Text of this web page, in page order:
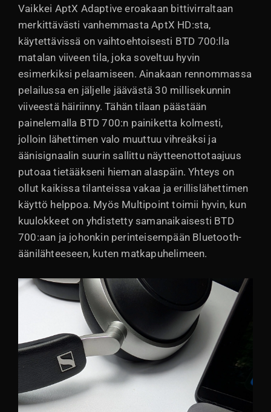
Vaikkei AptX Adaptive eroakaan bittivirraltaan
merkittävästi vanhemmasta AptX HD:sta,
käytettävissä on vaihtoehtoisesti BTD 700:lla
matalan viiveen tila, joka soveltuu hyvin
esimerkiksi pelaamiseen. Ainakaan rennommassa
pelailussa en jäljelle jäävästä 30 millisekunnin
viiveestä häiriinny. Tähän tilaan päästään
painelemalla BTD 700:n painiketta kolmesti,
jolloin lähettimen valo muuttuu vihreäksi ja
äänisignaalin suurin sallittu näytteenottotaajuus
putoaa tietääkseni hieman alaspäin. Yhteys on
ollut kaikissa tilanteissa vakaa ja erillislähettimen
käyttö helppoa. Myös Multipoint toimii hyvin, kun
kuulokkeet on yhdistetty samanaikaisesti BTD
700:aan ja johonkin perinteisempään Bluetooth-
äänilähteeseen, kuten matkapuhelimeen.